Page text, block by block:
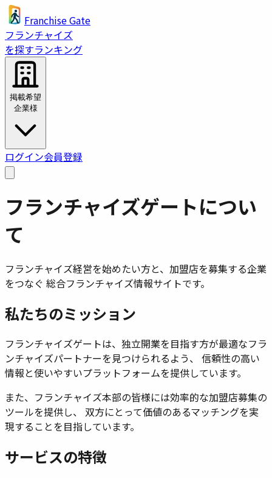
Franchise Gate
フランチャイズ
を探すランキング
掲載希望
企業様
ログイン会員登録
フランチャイズゲートについ
て
フランチャイズ経営を始めたい方と、加盟店を募集する企業
をつなぐ 総合フランチャイズ情報サイトです。
私たちのミッション
フランチャイズゲートは、独立開業を目指す方が最適なフラ
ンチャイズパートナーを見つけられるよう、 信頼性の高い
情報と使いやすいプラットフォームを提供しています。
また、フランチャイズ本部の皆様には効率的な加盟店募集の
ツールを提供し、 双方にとって価値のあるマッチングを実
現することを目指しています。
サービスの特徴